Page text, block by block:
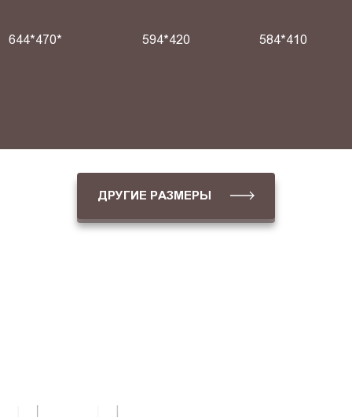
644*470* 594*420 584*410
ДРУГИЕ РАЗМЕРЫ